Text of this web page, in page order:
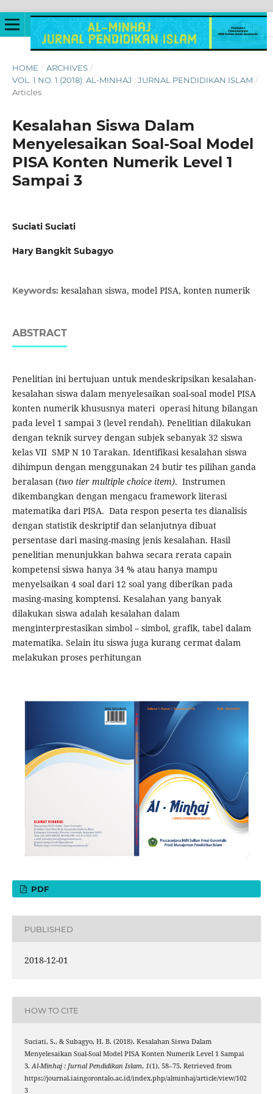
HOME / ARCHIVES /
VOL. 1 NO. 1 (2018): AL-MINHAJ : JURNAL PENDIDIKAN ISLAM /
Articles
Kesalahan Siswa Dalam
Menyelesaikan Soal-Soal Model
PISA Konten Numerik Level 1
Sampai 3
Suciati Suciati
Hary Bangkit Subagyo
Keywords: kesalahan siswa, model PISA, konten numerik
ABSTRACT
Penelitian ini bertujuan untuk mendeskripsikan kesalahan-
kesalahan siswa dalam menyelesaikan soal-soal model PISA
konten numerik khususnya materi operasi hitung bilangan
pada level 1 sampai 3 (level rendah). Penelitian dilakukan
dengan teknik survey dengan subjek sebanyak 32 siswa
kelas VII SMP N 10 Tarakan. Identifikasi kesalahan siswa
dihimpun dengan menggunakan 24 butir tes pilihan ganda
beralasan (two tier multiple choice item). Instrumen
dikembangkan dengan mengacu framework literasi
matematika dari PISA. Data respon peserta tes dianalisis
dengan statistik deskriptif dan selanjutnya dibuat
persentase dari masing-masing jenis kesalahan. Hasil
penelitian menunjukkan bahwa secara rerata capain
kompetensi siswa hanya 34 % atau hanya mampu
menyelsaikan 4 soal dari 12 soal yang diberikan pada
masing-masing komptensi. Kesalahan yang banyak
dilakukan siswa adalah kesalahan dalam
menginterprestasikan simbol – simbol, grafik, tabel dalam
matematika. Selain itu siswa juga kurang cermat dalam
melakukan proses perhitungan
PDF
PUBLISHED
2018-12-01
HOW TO CITE
Suciati, S., & Subagyo, H. B. (2018). Kesalahan Siswa Dalam
Menyelesaikan Soal-Soal Model PISA Konten Numerik Level 1 Sampai
3.Al-Minhaj : Jurnal Pendidikan Islam, 1(1), 58–75. Retrieved from
https://journal.iaingorontalo.ac.id/index.php/alminhaj/article/view/102
3